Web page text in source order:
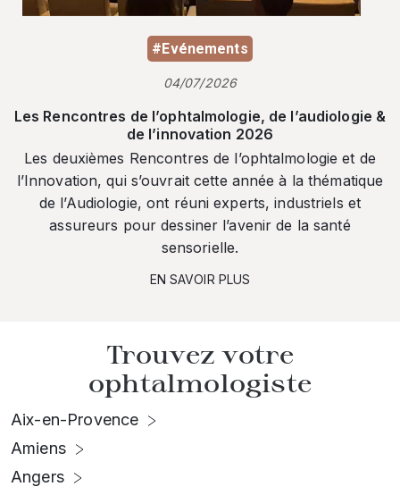
#Evénements
04/07/2026
Les Rencontres de l’ophtalmologie, de l’audiologie &
de l’innovation 2026
Les deuxièmes Rencontres de l’ophtalmologie et de
l’Innovation, qui s’ouvrait cette année à la thématique
de l’Audiologie, ont réuni experts, industriels et
assureurs pour dessiner l’avenir de la santé
sensorielle.
EN SAVOIR PLUS
Trouvez votre
ophtalmologiste
Aix-en-Provence
Amiens
Angers